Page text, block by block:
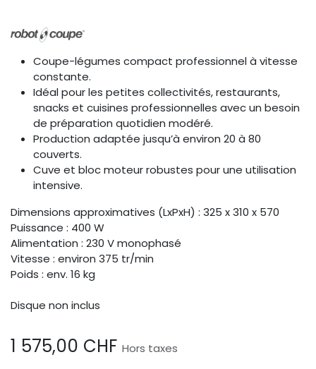
Coupe-légumes compact professionnel à vitesse
constante.
Idéal pour les petites collectivités, restaurants,
snacks et cuisines professionnelles avec un besoin
de préparation quotidien modéré.
Production adaptée jusqu’à environ 20 à 80
couverts.
Cuve et bloc moteur robustes pour une utilisation
intensive.
Dimensions approximatives (LxPxH) : 325 x 310 x 570
Puissance : 400 W
Alimentation : 230 V monophasé
Vitesse : environ 375 tr/min
Poids : env. 16 kg
Disque non inclus
1 575,00 CHF Hors taxes